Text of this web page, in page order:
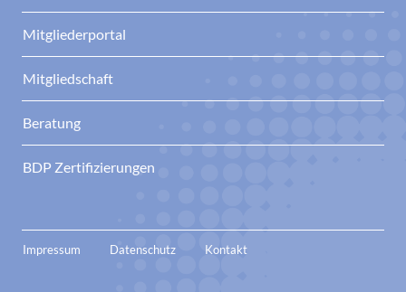
Mitgliederportal
Mitgliedschaft
Beratung
BDP Zertifizierungen
Impressum Datenschutz Kontakt